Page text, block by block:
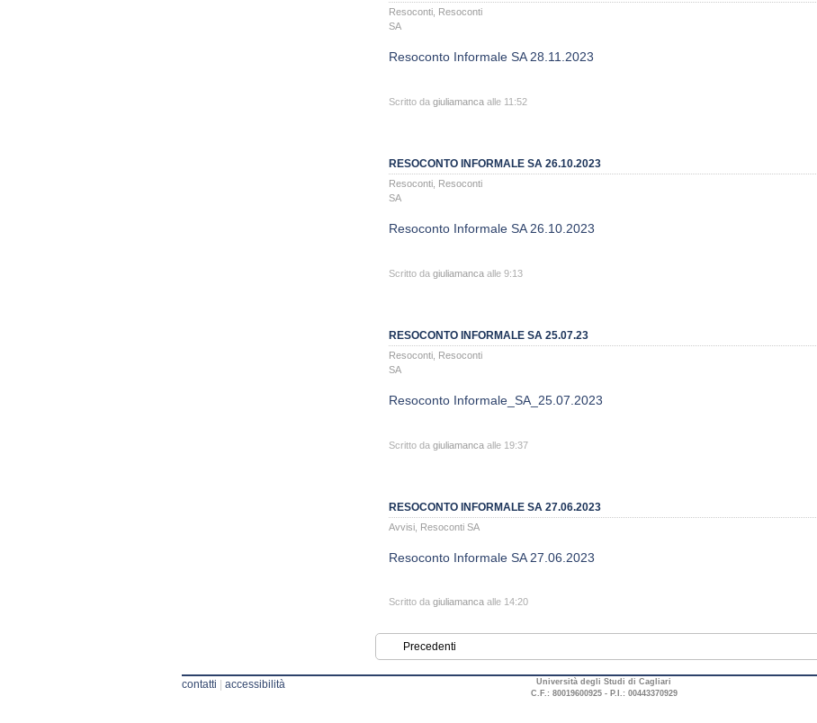
Resoconti Resoconti
SA
Resoconto Informale SA 28.11.2023
Scritto da giuliamanca alle 11:52
RESOCONTO INFORMALE SA 26.10.2023
Resoconti Resoconti
SA
Resoconto Informale SA 26.10.2023
Scritto da giuliamanca alle 9:13
RESOCONTO INFORMALE SA 25.07.23
Resoconti Resoconti
SA
Resoconto Informale_SA_25.07.2023
Scritto da giuliamanca alle 19:37
RESOCONTO INFORMALE SA 27.06.2023
Avvisi Resoconti SA
Resoconto Informale SA 27.06.2023
Scritto da giuliamanca alle 14:20
Precedenti
contatti | accessibilità
Università degli Studi di Cagliari
C.F.: 80019600925 - P.I.: 00443370929